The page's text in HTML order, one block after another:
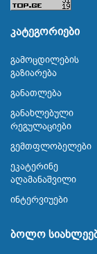
კატეგორიები
Გამოცდილების
Გაზიარება
Განათლება
Განახლებული
Რეგულაციები
Გემთფლობელები
Ეკატერინე
Აღამანაშვილი
Ინტერვიუები
ბოლო